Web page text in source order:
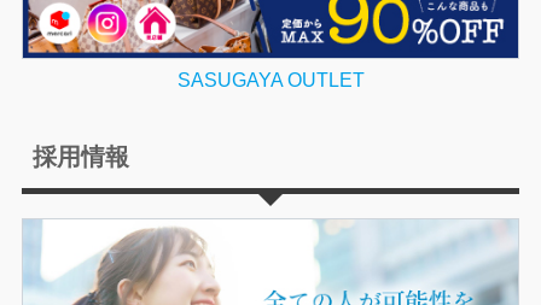
SASUGAYA OUTLET
採用情報